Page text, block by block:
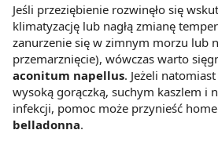
Jeśli przeziębienie rozwinęło się
klimatyzację lub nagłą zmianę
zanurzenie się w zimnym morzu lub
przemarznięcie), wówczas warto
aconitum napellus. Jeżeli
wysoką gorączką, suchym kaszlem i
infekcji, pomoc może przynieść
belladonna.